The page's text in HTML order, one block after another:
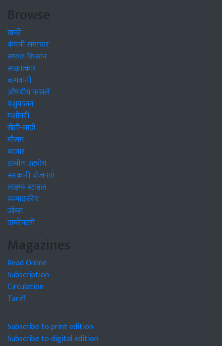
Browse
खबरें
कंपनी समाचार
सफल किसान
साक्षात्कार
बागवानी
औषधीय फसलें
पशुपालन
मशीनरी
खेती-बाड़ी
मौसम
बाजार
ग्रामीण उद्द्योग
सरकारी योजनाएं
लाइफ स्टाइल
सम्पादकीय
जॉब्स
डायरेक्टरी
Magazines
Read Online
Subscription
Circulation
Tariff
Subscribe to print edition
Subscribe to digital edition